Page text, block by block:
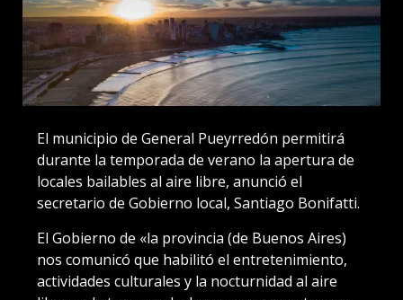
El municipio de General Pueyrredón permitirá
durante la temporada de verano la apertura de
locales bailables al aire libre, anunció el
secretario de Gobierno local, Santiago Bonifatti.
El Gobierno de «la provincia (de Buenos Aires)
nos comunicó que habilitó el entretenimiento,
actividades culturales y la nocturnidad al aire